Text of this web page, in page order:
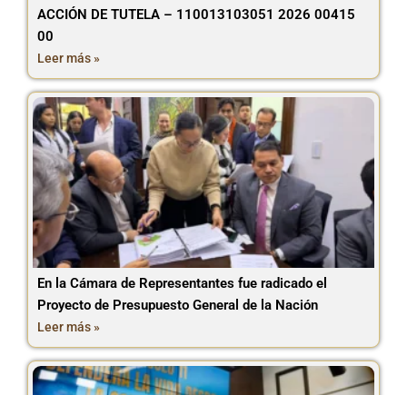
ACCIÓN DE TUTELA – 110013103051 2026 00415
00
Leer más »
En la Cámara de Representantes fue radicado el
Proyecto de Presupuesto General de la Nación
Leer más »